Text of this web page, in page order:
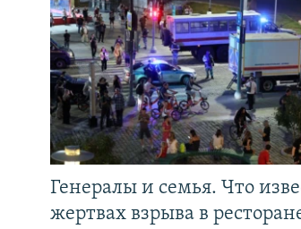
Генералы и семья. Что
жертвах взрыва в